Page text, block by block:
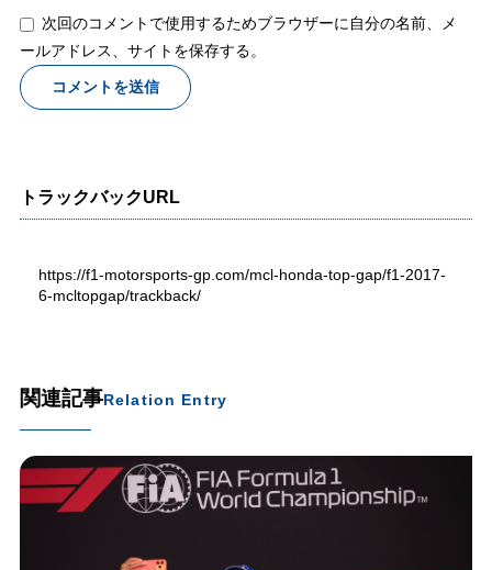
次回のコメントで使用するためブラウザーに自分の名前、メ
ールアドレス、サイトを保存する。
トラックバックURL
https://f1-motorsports-gp.com/mcl-honda-top-gap/f1-2017-
6-mcltopgap/trackback/
関連記事Relation Entry